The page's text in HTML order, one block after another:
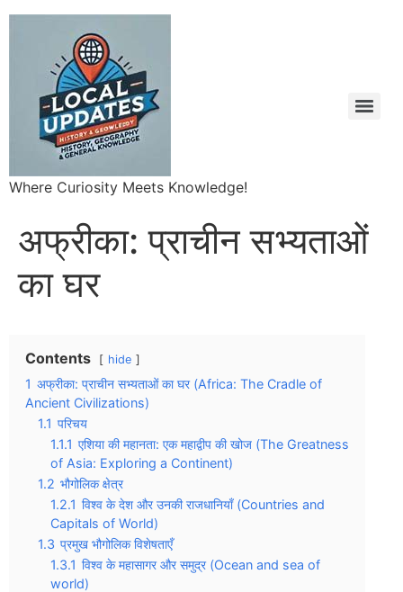
Where Curiosity Meets Knowledge!
अफ्रीका: प्राचीन सभ्यताओं
का घर
Contents hide
1 अफ्रीका: प्राचीन सभ्यताओं का घर (Africa: The Cradle of
Ancient Civilizations)
1.1 परिचय
1.1.1 एशिया की महानता: एक महाद्वीप की खोज (The Greatness
of Asia: Exploring a Continent)
1.2 भौगोलिक क्षेत्र
1.2.1 विश्व के देश और उनकी राजधानियाँ (Countries and
Capitals of World)
1.3 प्रमुख भौगोलिक विशेषताएँ
1.3.1 विश्व के महासागर और समुद्र (Ocean and sea of
world)